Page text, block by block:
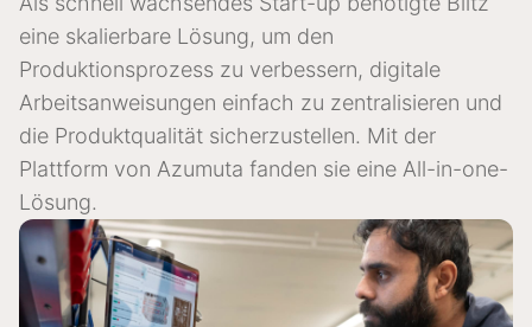
eine skalierbare Lösung, um den
Produktionsprozess zu verbessern, digitale
Arbeitsanweisungen einfach zu zentralisieren und
die Produktqualität sicherzustellen. Mit der
Plattform von Azumuta fanden sie eine All-in-one-
Lösung.